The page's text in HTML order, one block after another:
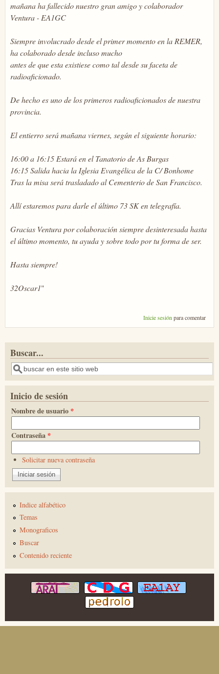
mañana ha fallecido nuestro gran amigo y colaborador
Ventura - EA1GC
Siempre involucrado desde el primer momento en la REMER,
ha colaborado desde incluso mucho
antes de que esta existiese como tal desde su faceta de
radioaficionado.
De hecho es uno de los primeros radioaficionados de nuestra
provincia.
El entierro será mañana viernes, según el siguiente horario:
16:00 a 16:15 Estará en el Tanatorio de As Burgas
16:15 Salida hacia la Iglesia Evangélica de la C/ Bonhome
Tras la misa será trasladado al Cementerio de San Francisco.
Allí estaremos para darle el último 73 SK en telegrafía.
Gracias Ventura por colaboración siempre desinteresada hasta
el último momento, tu ayuda y sobre todo por tu forma de ser.
Hasta siempre!
32Oscar1"
Inicie sesión para comentar
Buscar...
Buscar
Inicio de sesión
Nombre de usuario *
Contraseña *
Solicitar nueva contraseña
Indice alfabético
Temas
Monograficos
Buscar
Contenido reciente